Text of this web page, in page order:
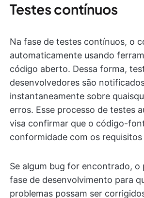
Testes contínuos
Na fase de testes contínuos, o
automaticamente usando
código aberto. Dessa forma,
desenvolvedores são
instantaneamente sobre
erros. Esse processo de testes
visa confirmar que o código-
conformidade com os
Se algum bug for encontrado, o
fase de desenvolvimento para
problemas possam ser